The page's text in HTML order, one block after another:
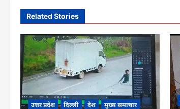
t
n
a
v
i
g
Related Stories
उत्तर प्रदेश दिल्ली देश मुख्य समाचार